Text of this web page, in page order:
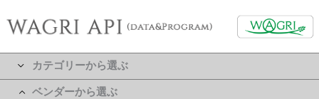
カテゴリーから選ぶ
ベンダーから選ぶ